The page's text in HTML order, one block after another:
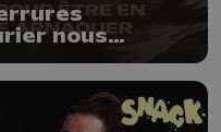
nous
faut savoir sur